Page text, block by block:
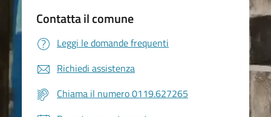
Contatta il comune
Leggi le domande frequenti
Richiedi assistenza
Chiama il numero 0119.627265